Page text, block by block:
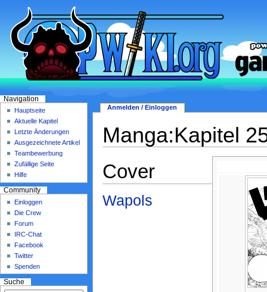
Manga:Kapitel
Cover
Wapols
Anmelden / Einloggen
Navigation
Hauptseite
Aktuelle Kapitel
Letzte Änderungen
Ausgezeichnete Artikel
Teambewerbung
Zufällige Seite
Hilfe
Community
Einloggen
Die Crew
Forum
IRC-Chat
Facebook
Twitter
Spenden
Suche